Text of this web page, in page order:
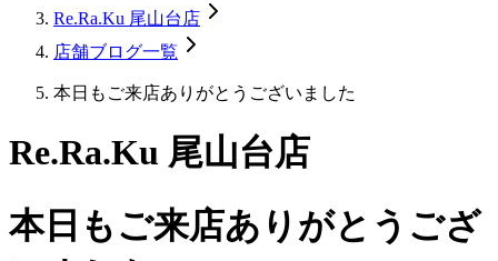
Re.Ra.Ku 尾山台店
店舗ブログ一覧
本日もご来店ありがとうございました
Re.Ra.Ku 尾山台店
本日もご来店ありがとうござ